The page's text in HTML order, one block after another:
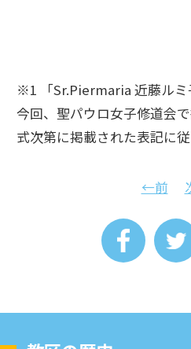
※1 「Sr.Piermaria 近藤ルミ
今回、聖パウロ女子修道会
式次第に掲載された表記に従
←前